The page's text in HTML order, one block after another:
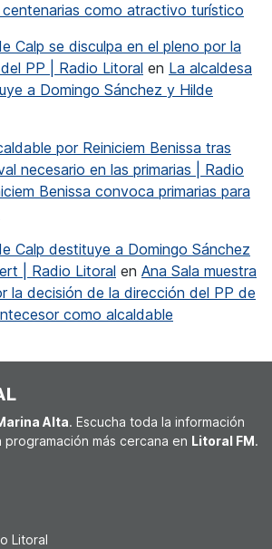
como atractivo turístico
Calp se disculpa en el pleno por la
PP | Radio Litoral en La alcaldesa
a Domingo Sánchez y Hilde
por Reiniciem Benissa tras
necesario en las primarias | Radio
Benissa convoca primarias para
Calp destituye a Domingo Sánchez
| Radio Litoral en Ana Sala muestra
la decisión de la dirección del PP de
como alcaldable
Alta. Escucha toda la información
programación más cercana en Litoral FM.
Litoral